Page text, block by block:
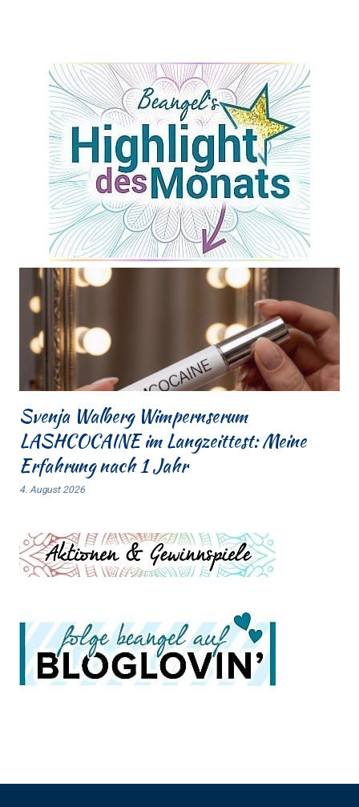
Svenja Walberg Wimpernserum
LASHCOCAINE im Langzeittest: Meine
Erfahrung nach 1 Jahr
4. August 2026